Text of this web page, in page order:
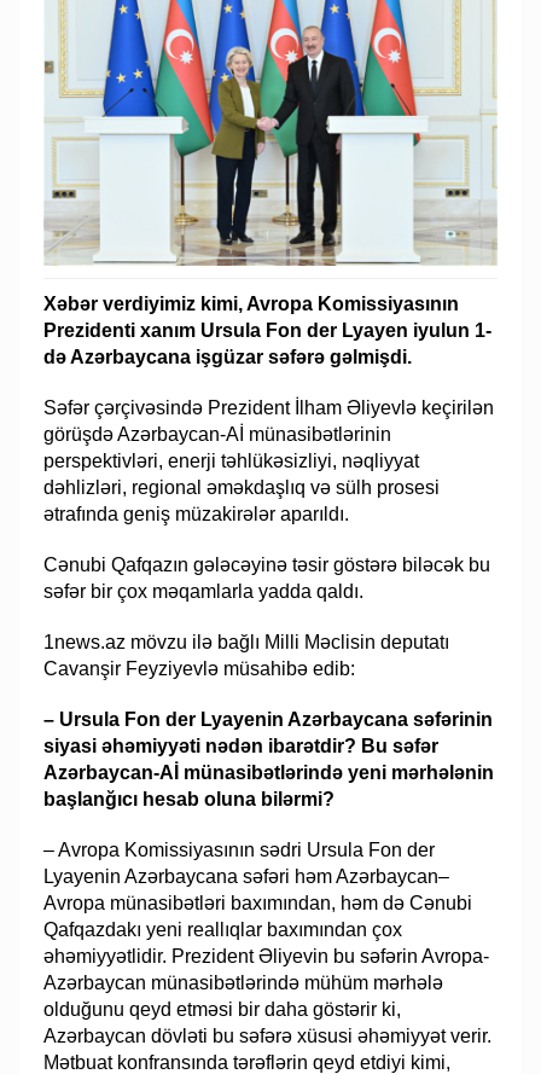
Xəbər verdiyimiz kimi, Avropa Komissiyasının
Prezidenti xanım Ursula Fon der Lyayen iyulun 1-
də Azərbaycana işgüzar səfərə gəlmişdi.
Səfər çərçivəsində Prezident İlham Əliyevlə keçirilən
görüşdə Azərbaycan-Aİ münasibətlərinin
perspektivləri, enerji təhlükəsizliyi, nəqliyyat
dəhlizləri, regional əməkdaşlıq və sülh prosesi
ətrafında geniş müzakirələr aparıldı.
Cənubi Qafqazın gələcəyinə təsir göstərə biləcək bu
səfər bir çox məqamlarla yadda qaldı.
1news.az mövzu ilə bağlı Milli Məclisin deputatı
Cavanşir Feyziyevlə müsahibə edib:
– Ursula Fon der Lyayenin Azərbaycana səfərinin
siyasi əhəmiyyəti nədən ibarətdir? Bu səfər
Azərbaycan-Aİ münasibətlərində yeni mərhələnin
başlanğıcı hesab oluna bilərmi?
– Avropa Komissiyasının sədri Ursula Fon der
Lyayenin Azərbaycana səfəri həm Azərbaycan–
Avropa münasibətləri baxımından, həm də Cənubi
Qafqazdakı yeni reallıqlar baxımından çox
əhəmiyyətlidir. Prezident Əliyevin bu səfərin Avropa-
Azərbaycan münasibətlərində mühüm mərhələ
olduğunu qeyd etməsi bir daha göstərir ki,
Azərbaycan dövləti bu səfərə xüsusi əhəmiyyət verir.
Mətbuat konfransında tərəflərin qeyd etdiyi kimi,